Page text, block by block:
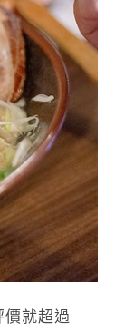
就超過